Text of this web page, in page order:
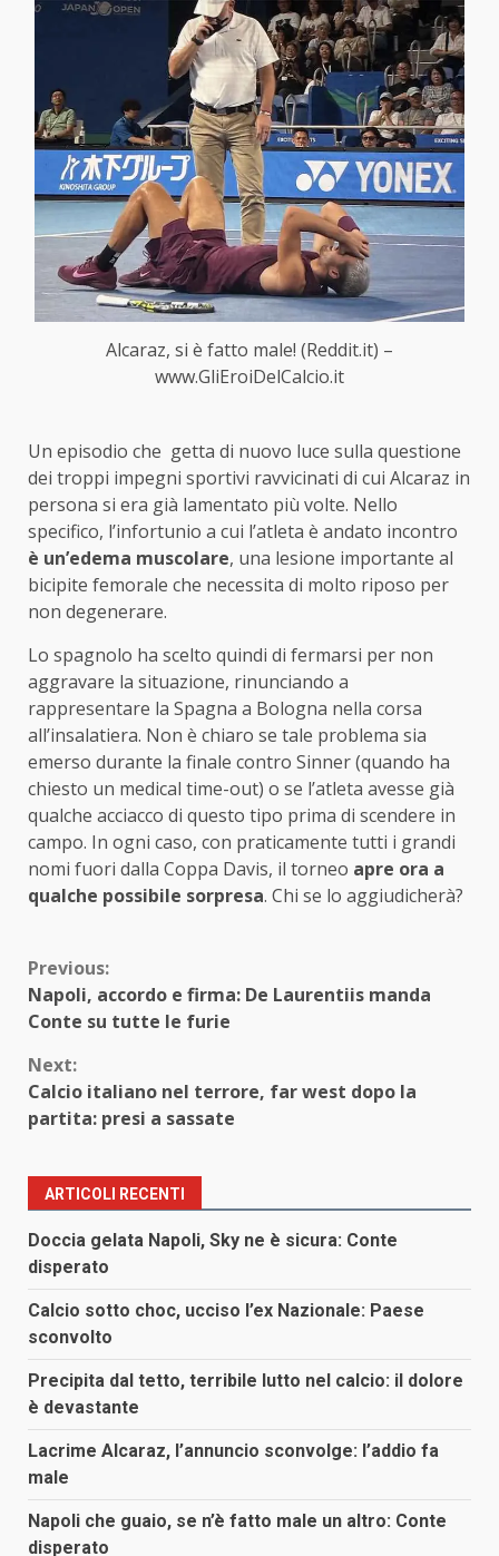
Alcaraz, si è fatto male! (Reddit.it) –
www.GliEroiDelCalcio.it
Un episodio che getta di nuovo luce sulla questione
dei troppi impegni sportivi ravvicinati di cui Alcaraz in
persona si era già lamentato più volte. Nello
specifico, l’infortunio a cui l’atleta è andato incontro
è un’edema muscolare, una lesione importante al
bicipite femorale che necessita di molto riposo per
non degenerare.
Lo spagnolo ha scelto quindi di fermarsi per non
aggravare la situazione, rinunciando a
rappresentare la Spagna a Bologna nella corsa
all’insalatiera. Non è chiaro se tale problema sia
emerso durante la finale contro Sinner (quando ha
chiesto un medical time-out) o se l’atleta avesse già
qualche acciacco di questo tipo prima di scendere in
campo. In ogni caso, con praticamente tutti i grandi
nomi fuori dalla Coppa Davis, il torneo apre ora a
qualche possibile sorpresa. Chi se lo aggiudicherà?
Continue
Reading
Previous:
Napoli, accordo e firma: De Laurentiis manda
Conte su tutte le furie
Next:
Calcio italiano nel terrore, far west dopo la
partita: presi a sassate
ARTICOLI RECENTI
Doccia gelata Napoli, Sky ne è sicura: Conte
disperato
Calcio sotto choc, ucciso l’ex Nazionale: Paese
sconvolto
Precipita dal tetto, terribile lutto nel calcio: il dolore
è devastante
Lacrime Alcaraz, l’annuncio sconvolge: l’addio fa
male
Napoli che guaio, se n’è fatto male un altro: Conte
disperato